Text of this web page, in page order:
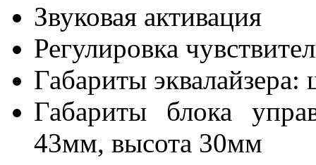
Звуковая активация
Регулировка
Габариты
Габариты блока
43мм, высота 30мм